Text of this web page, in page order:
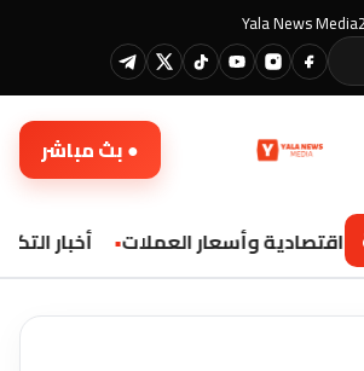
Yala News Media
● بث مباشر
اقتصادية وأسعار العملات أخبار